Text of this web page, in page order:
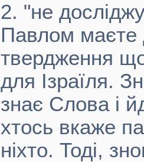
2. "не
Павлом маєте
твердження
для Ізраїля.
знає Слова і
хтось вкаже
ніхто. Тоді,